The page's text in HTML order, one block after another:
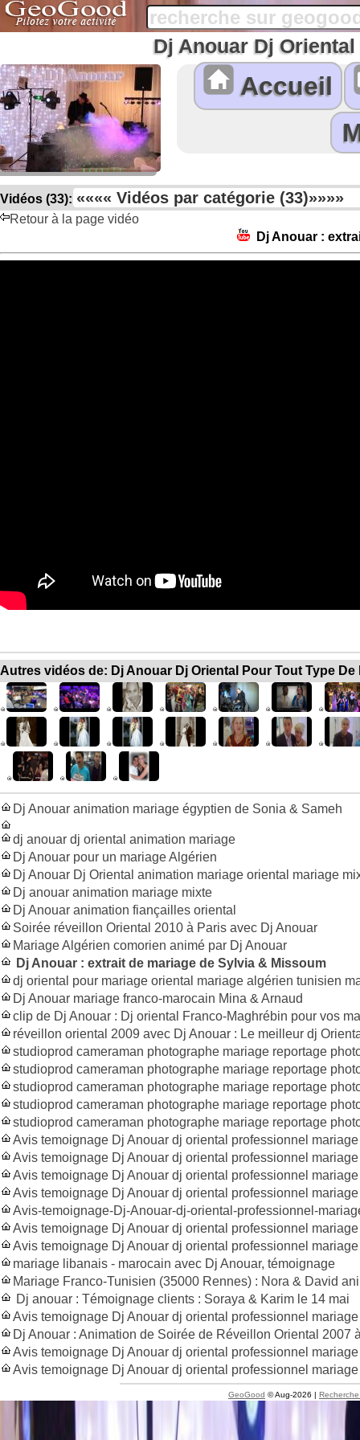
Dj Anouar Dj
Accueil
Vidéos (33):
Retour à la page vidéo
Dj Anouar :
Autres vidéos de: Dj Anouar Dj Oriental Pour Tout Type De
Dj Anouar animation mariage égyptien de Sonia & Sameh
dj anouar dj oriental animation mariage
Dj Anouar pour un mariage Algérien
Dj Anouar Dj Oriental animation mariage oriental mariage
Dj anouar animation mariage mixte
Dj Anouar animation fiançailles oriental
Soirée réveillon Oriental 2010 à Paris avec Dj Anouar
Mariage Algérien comorien animé par Dj Anouar
Dj Anouar : extrait de mariage de Sylvia & Missoum
dj oriental pour mariage oriental mariage algérien tunisien
Dj Anouar mariage franco-marocain Mina & Arnaud
clip de Dj Anouar : Dj oriental Franco-Maghrébin pour vos
réveillon oriental 2009 avec Dj Anouar : Le meilleur dj
studioprod cameraman photographe mariage reportage
studioprod cameraman photographe mariage reportage
studioprod cameraman photographe mariage reportage
studioprod cameraman photographe mariage reportage
studioprod cameraman photographe mariage reportage
Avis temoignage Dj Anouar dj oriental professionnel
Avis temoignage Dj Anouar dj oriental professionnel
Avis temoignage Dj Anouar dj oriental professionnel
Avis temoignage Dj Anouar dj oriental professionnel
Avis-temoignage-Dj-Anouar-dj-oriental-professionnel-
Avis temoignage Dj Anouar dj oriental professionnel
Avis temoignage Dj Anouar dj oriental professionnel
mariage libanais - marocain avec Dj Anouar, témoignage
Mariage Franco-Tunisien (35000 Rennes) : Nora & David
Dj anouar : Témoignage clients : Soraya & Karim le 14 mai
Avis temoignage Dj Anouar dj oriental professionnel
Dj Anouar : Animation de Soirée de Réveillon Oriental 2007
Avis temoignage Dj Anouar dj oriental professionnel
Avis temoignage Dj Anouar dj oriental professionnel
GeoGood © Aug-2026 |